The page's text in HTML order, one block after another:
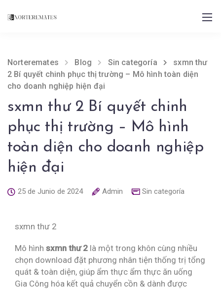
Norteremates Blog Sin categoría
sxmn thư
2 Bí quyết chinh phục thị trường – Mô hình toàn diện
cho doanh nghiệp hiện đại
sxmn thư 2 Bí quyết chinh
phục thị trường – Mô hình
toàn diện cho doanh nghiệp
hiện đại
25 de Junio de 2024 Admin Sin categoría
sxmn thư 2
Mô hình sxmn thư 2 là một trong khôn cùng nhiều
chọn download đặt phương nhân tiện thống trị tổng
quát & toàn diện, giúp ẩm thực ẩm thực ăn uống
Gia Công hóa kết quả chuyển cồn & dành được